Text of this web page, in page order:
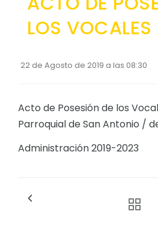
GESTIÓN ADMINISTRATIVA
Plan de desarrollo y
Plan Operativo Anual -
Convenios Institucionales
PRESUPUESTO: EJECUCIÓN Y
LOS VOCALES
22 de Agosto de 2019 a las 08:30
Acto de Posesión de los
Parroquial de San Antonio /
Administración 2019-2023